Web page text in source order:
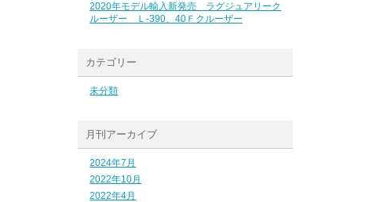
2020年モデル輸入新発売 ラグジュアリーク
ルーザー Ｌ-390、40Ｆクルーザー
カテゴリー
未分類
月刊アーカイブ
2024年7月
2022年10月
2022年4月